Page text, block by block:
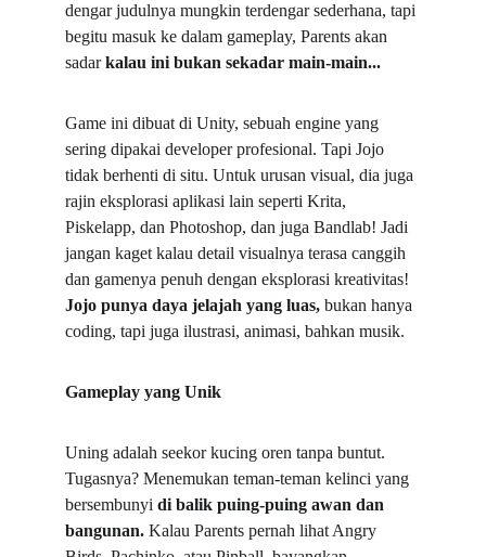
dengar judulnya mungkin terdengar sederhana, tapi
begitu masuk ke dalam gameplay, Parents akan
sadar kalau ini bukan sekadar main-main...
Game ini dibuat di Unity, sebuah engine yang
sering dipakai developer profesional. Tapi Jojo
tidak berhenti di situ. Untuk urusan visual, dia juga
rajin eksplorasi aplikasi lain seperti Krita,
Piskelapp, dan Photoshop, dan juga Bandlab! Jadi
jangan kaget kalau detail visualnya terasa canggih
dan gamenya penuh dengan eksplorasi kreativitas!
Jojo punya daya jelajah yang luas, bukan hanya
coding, tapi juga ilustrasi, animasi, bahkan musik.
Gameplay yang Unik
Uning adalah seekor kucing oren tanpa buntut.
Tugasnya? Menemukan teman-teman kelinci yang
bersembunyi di balik puing-puing awan dan
bangunan. Kalau Parents pernah lihat Angry